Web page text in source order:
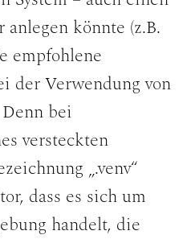
könnte (z.B.
empfohlene
der Verwendung von
bei
versteckten
„.venv“
dass es sich um
handelt, die